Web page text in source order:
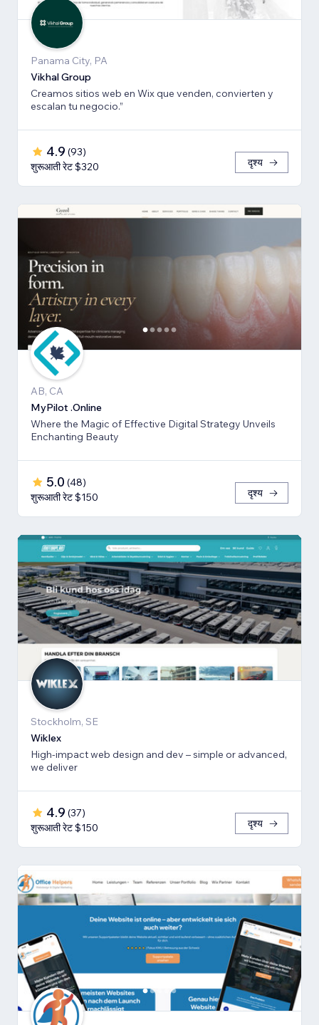
Panama City, PA
Vikhal Group
Creamos sitios web en Wix que venden, convierten y
escalan tu negocio.”
4.9 (93)
शुरूआती रेट $320
दृश्य
AB, CA
MyPilot .Online
Where the Magic of Effective Digital Strategy Unveils
Enchanting Beauty
5.0 (48)
शुरूआती रेट $150
दृश्य
Stockholm, SE
Wiklex
High-impact web design and dev – simple or advanced,
we deliver
4.9 (37)
शुरूआती रेट $150
दृश्य